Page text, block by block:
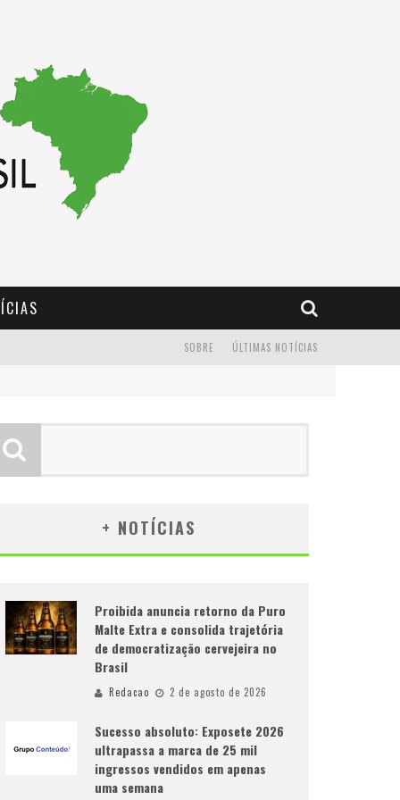
ÚLTIMAS NOTÍCIAS
SOBRE
+ NOTÍCIAS
Proibida anuncia retorno da Puro
Malte Extra e consolida trajetória
de democratização cervejeira no
Brasil
Redacao 2 de agosto de 2026
Sucesso absoluto: Exposete 2026
ultrapassa a marca de 25 mil
ingressos vendidos em apenas
uma semana